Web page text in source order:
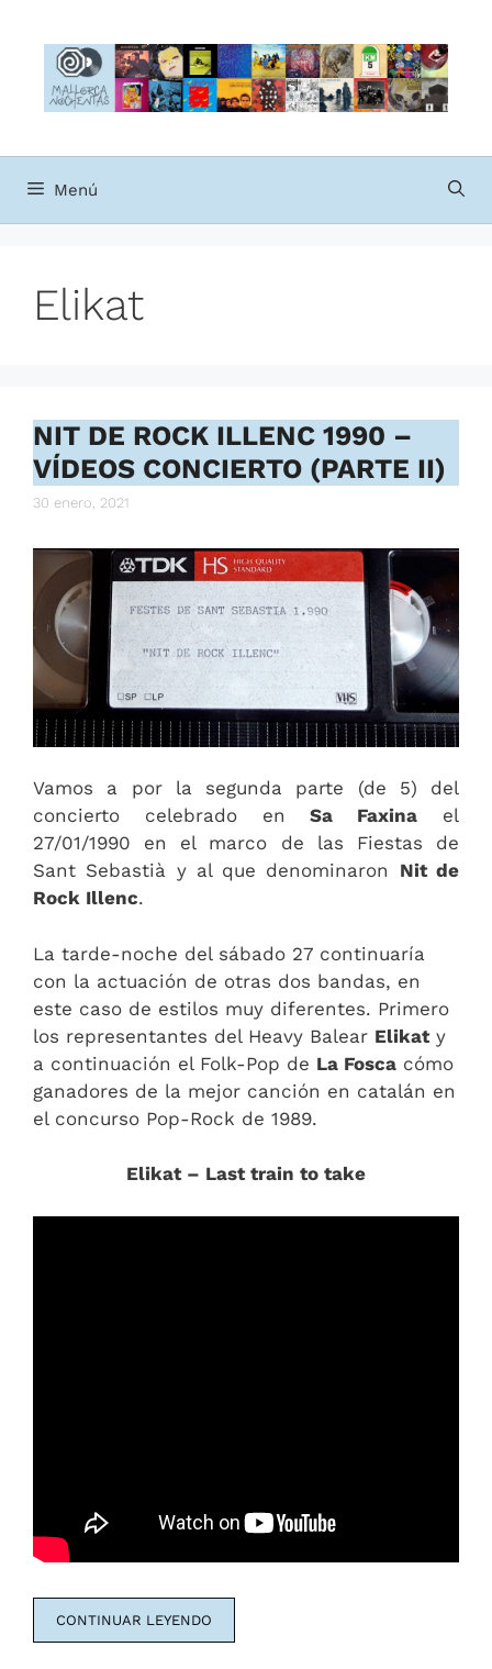
contenido
Menú
Elikat
NIT DE ROCK ILLENC 1990 –
VÍDEOS CONCIERTO (PARTE II)
30 enero, 2021
Vamos a por la segunda parte (de 5) del
concierto celebrado enSa Faxina el
27/01/1990 en el marco de las Fiestas de
Sant Sebastià y al que denominaron Nit de
Rock Illenc.
La tarde-noche del sábado 27 continuaría
con la actuación de otras dos bandas, en
este caso de estilos muy diferentes. Primero
los representantes del Heavy Balear Elikaty
a continuación el Folk-Pop de La Fosca cómo
ganadores de la mejor canción en catalán en
el concurso Pop-Rock de 1989.
Elikat – Last train to take
CONTINUAR LEYENDO